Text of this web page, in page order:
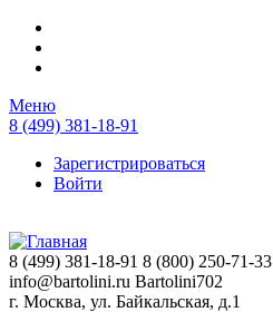
Перейти к основному содержанию
Меню
8 (499) 381-18-91
Зарегистрироваться
Войти
8 (499) 381-18-91 8 (800) 250-71-33
info@bartolini.ru Bartolini702
г. Москва, ул. Байкальская, д.1